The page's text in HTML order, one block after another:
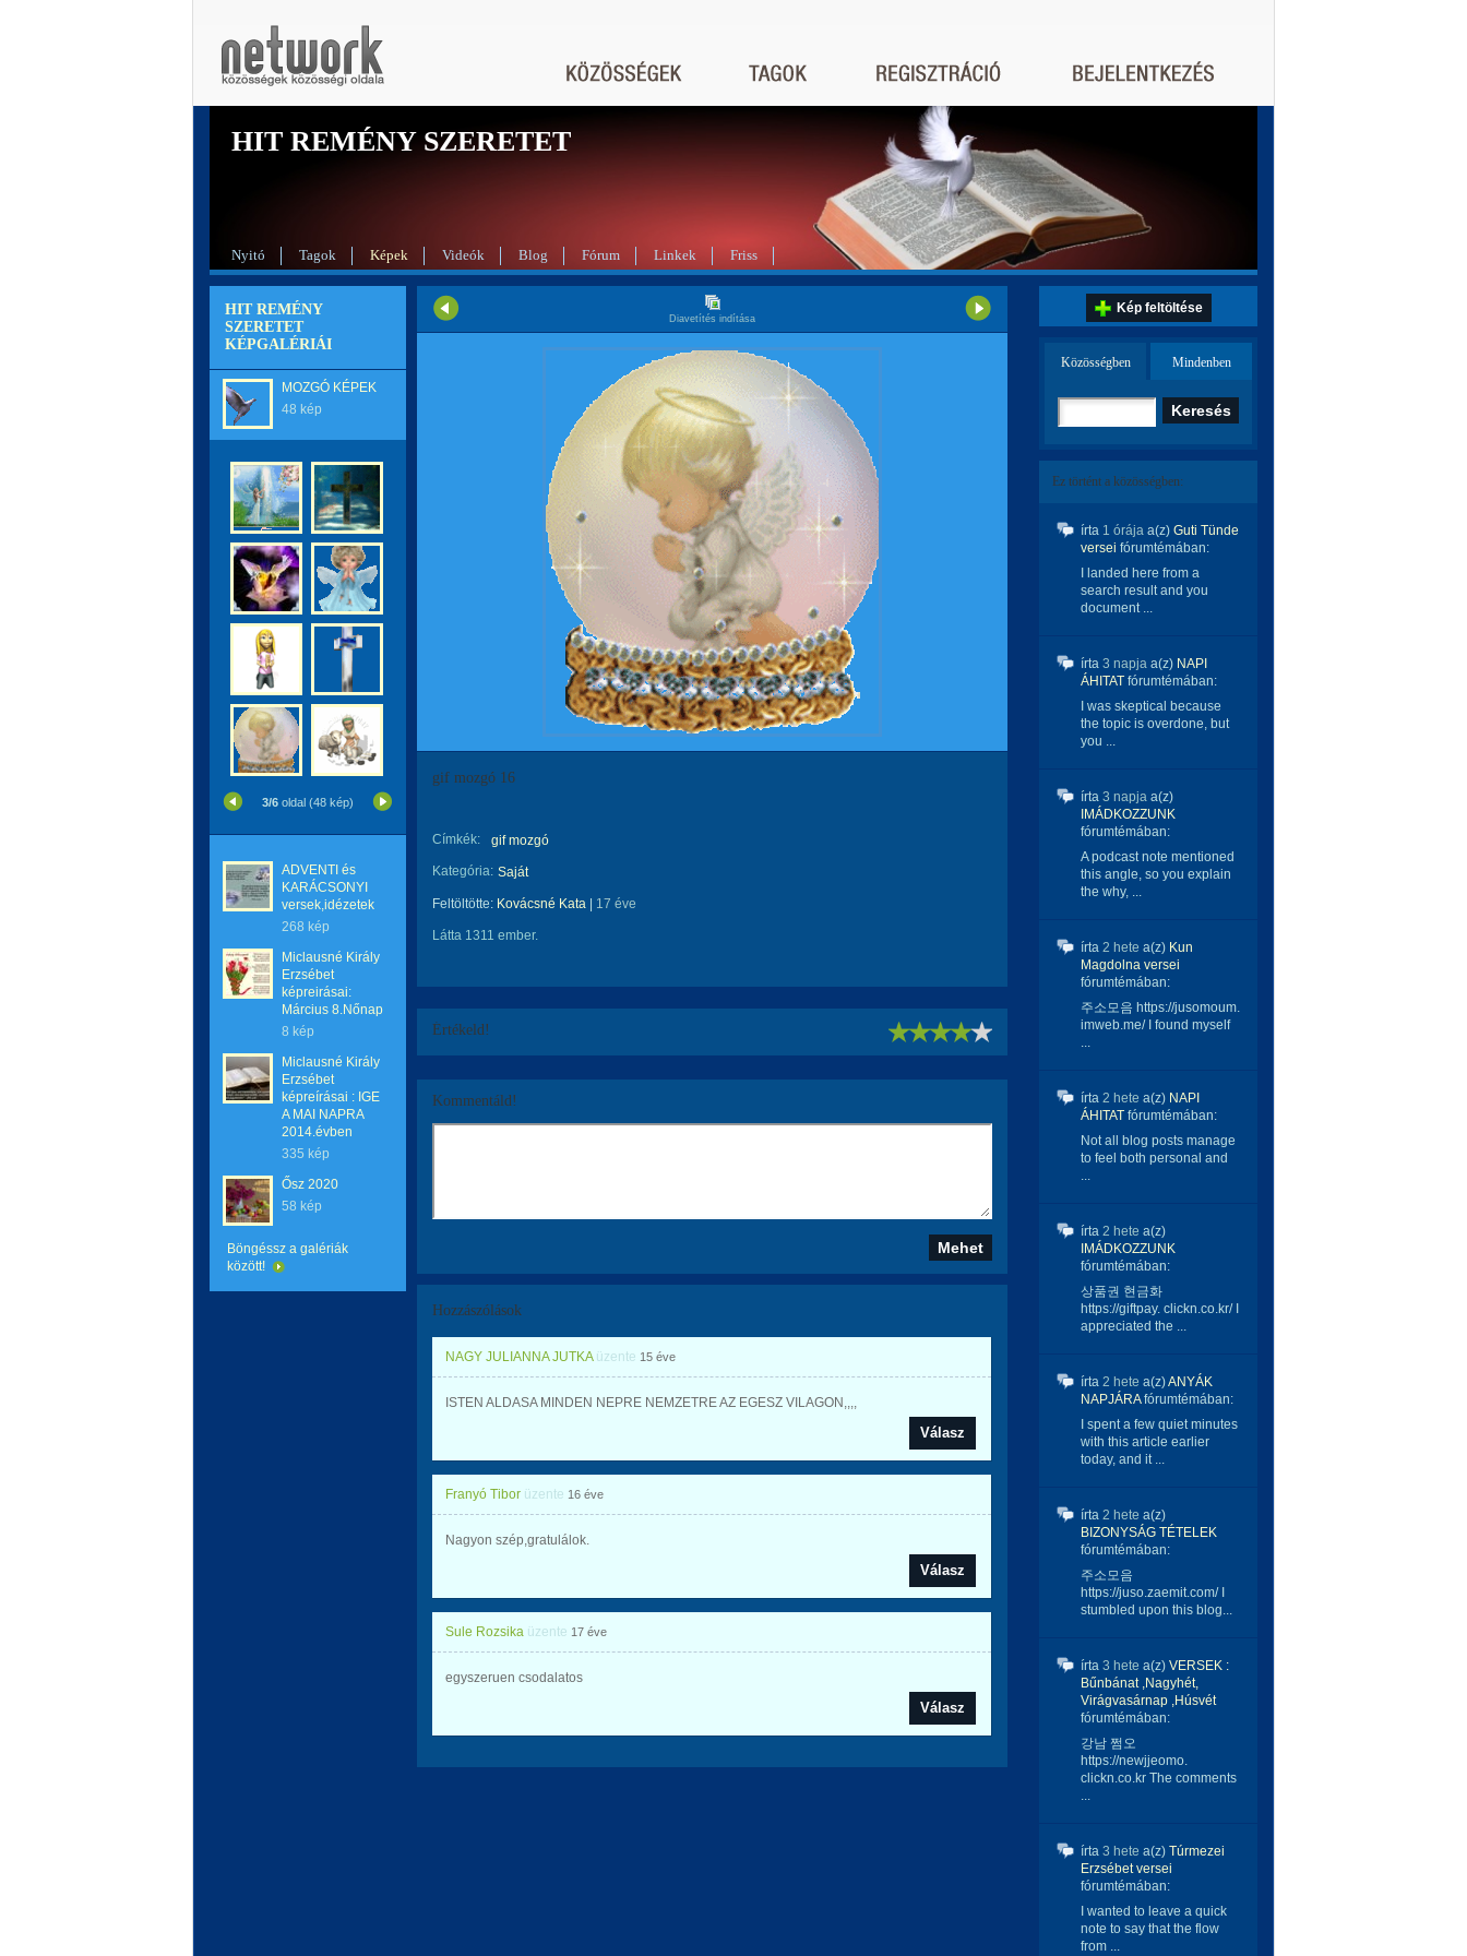
HIT REMÉNY SZERETET
Nyitó Tagok Képek Videók Blog Fórum Linkek Friss
HIT REMÉNY
SZERETET
KÉPGALÉRIÁI
MOZGÓ KÉPEK
48 kép
3/6 oldal (48 kép)
ADVENTI és
KARÁCSONYI
versek,idézetek
268 kép
Miclausné Király
Erzsébet
képreirásai:
Március 8.Nőnap
8 kép
Miclausné Király
Erzsébet
képreírásai : IGE
A MAI NAPRA
2014.évben
335 kép
Ősz 2020
58 kép
Böngéssz a galériák
között!
Diavetítés indítása
gif mozgó 16
Címkék:
gif mozgó
Kategória: Saját
Feltöltötte: Kovácsné Kata 17 éve
Látta 1311 ember.
Értékeld!
Kommentáld!
Hozzászólások
NAGY JULIANNA JUTKAüzente 15 éve
ISTEN ALDASA MINDEN NEPRE NEMZETRE AZ EGESZ VILAGON,,,,
Válasz
Franyó Tibor üzente 16 éve
Nagyon szép,gratulálok.
Válasz
Sule Rozsika üzente 17 éve
egyszeruen csodalatos
Válasz
Kép feltöltése
Közösségben Mindenben
Ez történt a közösségben:
írta 1 órája a(z) Guti Tünde
versei fórumtémában:
I landed here from a
search result and you
document ...
írta 3 napja a(z) NAPI
ÁHITAT fórumtémában:
I was skeptical because
the topic is overdone, but
you ...
írta 3 napja a(z)
IMÁDKOZZUNK
fórumtémában:
A podcast note mentioned
this angle, so you explain
the why, ...
írta 2 hete a(z) Kun
Magdolna versei
fórumtémában:
주소모음 https://jusomoum.
imweb.me/ I found myself
...
írta 2 hete a(z) NAPI
ÁHITAT fórumtémában:
Not all blog posts manage
to feel both personal and
...
írta 2 hete a(z)
IMÁDKOZZUNK
fórumtémában:
상품권 현금화
https://giftpay. clickn.co.kr/ I
appreciated the ...
írta 2 hete a(z)ANYÁK
NAPJÁRAfórumtémában:
I spent a few quiet minutes
with this article earlier
today, and it ...
írta 2 hete a(z)
BIZONYSÁG TÉTELEK
fórumtémában:
주소모음
https://juso.zaemit.com/ I
stumbled upon this blog...
írta 3 hete a(z) VERSEK :
Bűnbánat ,Nagyhét,
Virágvasárnap ,Húsvét
fórumtémában:
강남 쩜오
https://newjjeomo.
clickn.co.kr The comments
...
írta 3 hete a(z) Túrmezei
Erzsébet versei
fórumtémában:
I wanted to leave a quick
note to say that the flow
from ...